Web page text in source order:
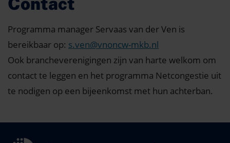
Programma manager Servaas van der Ven is
bereikbaar op: s.ven@vnoncw-mkb.nl
Ook brancheverenigingen zijn van harte welkom om
contact te leggen en het programma Netcongestie uit
te nodigen op een bijeenkomst met hun achterban.